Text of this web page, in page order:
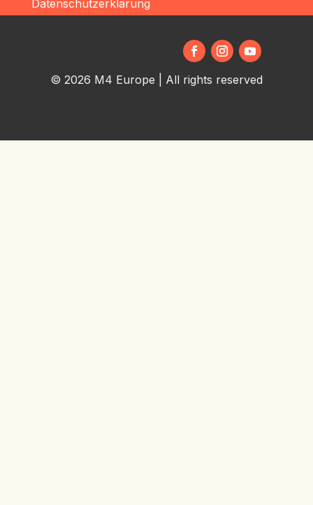
Datenschutzerklärung
© 2026 M4 Europe | All rights reserved